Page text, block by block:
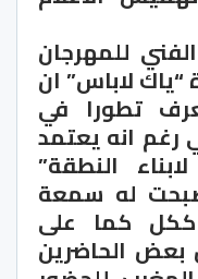
للمهرجان
لاباس” ان
تطورا في
رغم انه يعتمد
النطقة”
له سمعة
ككل كما على
بعض الحاضرين